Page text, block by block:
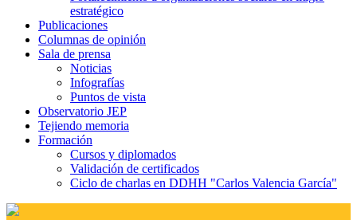
estratégico
Publicaciones
Columnas de opinión
Sala de prensa
Noticias
Infografías
Puntos de vista
Observatorio JEP
Tejiendo memoria
Formación
Cursos y diplomados
Validación de certificados
Ciclo de charlas en DDHH "Carlos Valencia García"